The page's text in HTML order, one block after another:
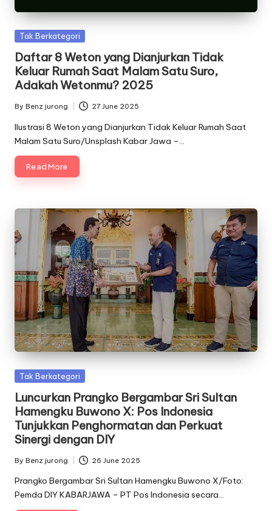
Posted
Tak Berkategori
Daftar 8 Weton yang Dianjurkan Tidak
Keluar Rumah Saat Malam Satu Suro,
Adakah Wetonmu? 2025
Posted
by
By Benz jurong 27 June 2025
Ilustrasi 8 Weton yang Dianjurkan Tidak Keluar Rumah Saat
Malam Satu Suro/Unsplash Kabar Jawa –…
Read More
Posted
Tak Berkategori
Luncurkan Prangko Bergambar Sri Sultan
Hamengku Buwono X: Pos Indonesia
Tunjukkan Penghormatan dan Perkuat
Sinergi dengan DIY
Posted
by
By Benz jurong 26 June 2025
Prangko Bergambar Sri Sultan Hamengku Buwono X/Foto:
Pemda DIY KABARJAWA – PT Pos Indonesia secara…